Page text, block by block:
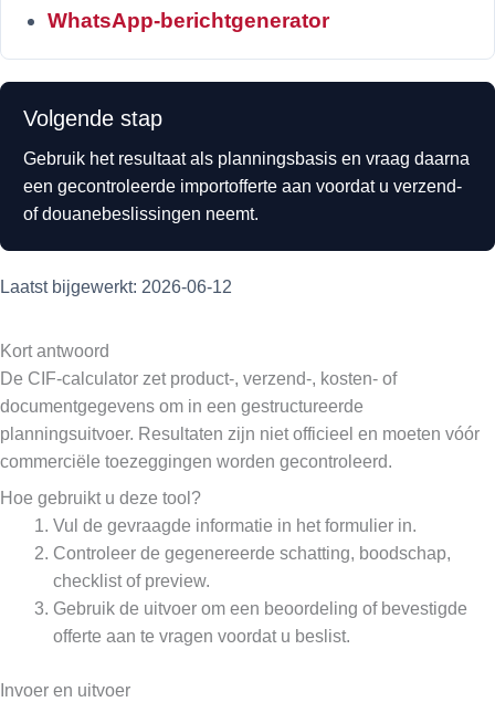
WhatsApp-berichtgenerator
Volgende stap
Gebruik het resultaat als planningsbasis en vraag daarna
een gecontroleerde importofferte aan voordat u verzend-
of douanebeslissingen neemt.
Laatst bijgewerkt: 2026-06-12
Kort antwoord
De CIF-calculator zet product-, verzend-, kosten- of
documentgegevens om in een gestructureerde
planningsuitvoer. Resultaten zijn niet officieel en moeten vóór
commerciële toezeggingen worden gecontroleerd.
Hoe gebruikt u deze tool?
Vul de gevraagde informatie in het formulier in.
Controleer de gegenereerde schatting, boodschap,
checklist of preview.
Gebruik de uitvoer om een beoordeling of bevestigde
offerte aan te vragen voordat u beslist.
Invoer en uitvoer